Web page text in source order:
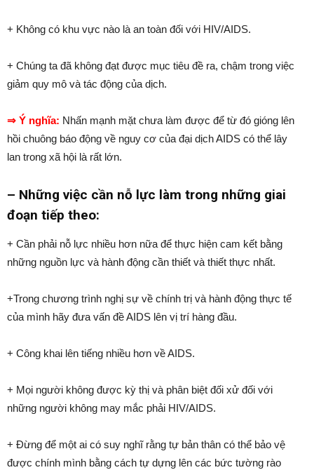
+ Không có khu vực nào là an toàn đối với HIV/AIDS.
+ Chúng ta đã không đạt được mục tiêu đề ra, chậm trong việc
giảm quy mô và tác động của dịch.
⇒ Ý nghĩa: Nhấn mạnh mặt chưa làm được để từ đó gióng lên
hồi chuông báo động về nguy cơ của đại dịch AIDS có thể lây
lan trong xã hội là rất lớn.
– Những việc cần nỗ lực làm trong những giai
đoạn tiếp theo:
+ Cần phải nỗ lực nhiều hơn nữa để thực hiện cam kết bằng
những nguồn lực và hành động cần thiết và thiết thực nhất.
+Trong chương trình nghị sự về chính trị và hành động thực tế
của mình hãy đưa vấn đề AIDS lên vị trí hàng đầu.
+ Công khai lên tiếng nhiều hơn về AIDS.
+ Mọi người không được kỳ thị và phân biệt đối xử đối với
những người không may mắc phải HIV/AIDS.
+ Đừng để một ai có suy nghĩ rằng tự bản thân có thể bảo vệ
được chính mình bằng cách tự dựng lên các bức tường rào